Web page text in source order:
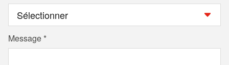
Message